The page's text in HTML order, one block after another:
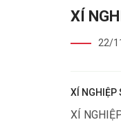
XÍ
22/
XÍ NGHIỆP
XÍ